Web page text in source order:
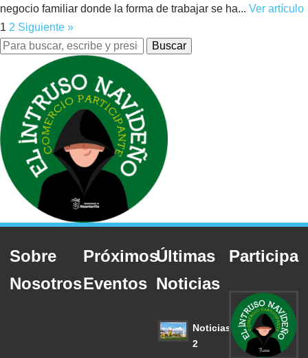
negocio familiar donde la forma de trabajar se ha... Ver artículo
1 2 Siguiente »
Buscar
Sobre
Nosotros
Próximos
Eventos
Últimas
Noticias
Noticias
2
Participa